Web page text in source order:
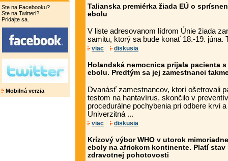
Ste na Facebooku?
Ste na Twitteri?
Pridajte sa.
Mobilná verzia
Talianska premiérka žiada EÚ o
ebolu
V liste adresovanom lídrom Únie žiada
samitu, ktorý sa bude konať 18.-19. júna.
viac diskusia
Holandská nemocnica prijala pacienta
ebolu. Predtým sa jej zamestnanci
Dvanásť zamestnancov, ktorí ošetrovali
testom na hantavírus, skončilo v
procedurálne pochybenia pri odbere krvi
Univerzitná ...
viac diskusia
Krízový výbor WHO v utorok
eboly na africkom kontinente. Platí stav
zdravotnej pohotovosti